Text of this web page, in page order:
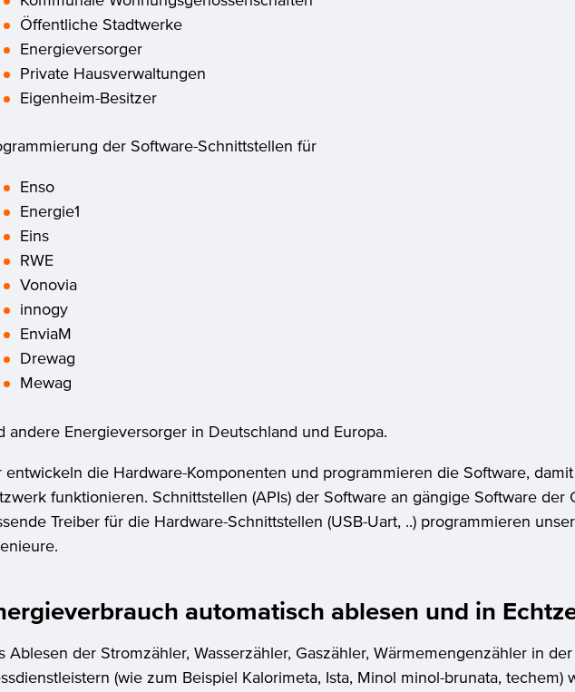
Öffentliche Stadtwerke
Energieversorger
Private Hausverwaltungen
Eigenheim-Besitzer
der Software-Schnittstellen für
Enso
Energie1
Eins
RWE
Vonovia
innogy
EnviaM
Drewag
Mewag
andere Energieversorger in Deutschland und Europa.
entwickeln die Hardware-Komponenten und programmieren die Software,
funktionieren. Schnittstellen (APIs) der Software an gängige Software der
Treiber für die Hardware-Schnittstellen (USB-Uart, ..) programmieren
automatisch ablesen und in
Ablesen der Stromzähler, Wasserzähler, Gaszähler, Wärmemengenzähler in
(wie zum Beispiel Kalorimeta, Ista, Minol minol-brunata, techem)